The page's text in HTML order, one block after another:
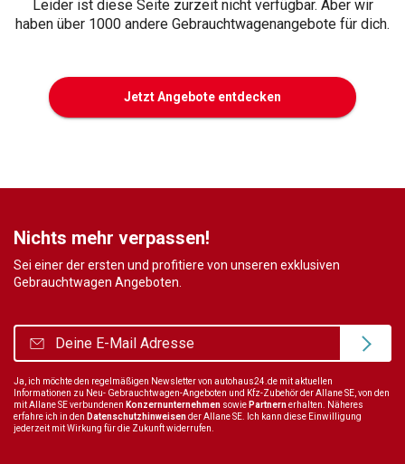
Leider ist diese Seite zurzeit nicht verfügbar. Aber wir
haben über 1000 andere Gebrauchtwagenangebote für dich.
Jetzt Angebote entdecken
Nichts mehr verpassen!
Sei einer der ersten und profitiere von unseren exklusiven
Gebrauchtwagen Angeboten.
Ja, ich möchte den regelmäßigen Newsletter von autohaus24.de mit aktuellen
Informationen zu Neu- Gebrauchtwagen-Angeboten und Kfz-Zubehör der Allane SE, von den
mit Allane SE verbundenen Konzernunternehmen sowie Partnernerhalten. Näheres
erfahre ich in den Datenschutzhinweisender Allane SE. Ich kann diese Einwilligung
jederzeit mit Wirkung für die Zukunft widerrufen.